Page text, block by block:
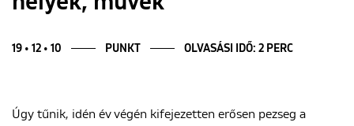
19 • 12 • 10 PUNKT OLVASÁSI IDŐ: 2 PERC
Úgy tűnik, idén év végén kifejezetten erősen pezseg a